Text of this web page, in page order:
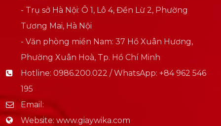
- Trụ sở Hà Nội: Ô 1, Lô 4, Đền Lừ 2, Phường
Tương Mai, Hà Nội
- Văn phòng miền Nam: 37 Hồ Xuân Hương,
Phường Xuân Hoà, Tp. Hồ Chí Minh
Hotline: 0986.200.022 / WhatsApp: +84 962 546
195
Email:
Website: www.giaywika.com